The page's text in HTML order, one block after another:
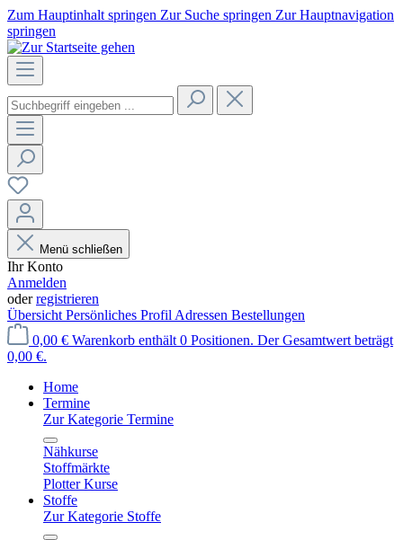
Zum Hauptinhalt springen Zur Suche springen Zur Hauptnavigation
springen
Menü schließen
Ihr Konto
Anmelden
oderregistrieren
Übersicht Persönliches Profil Adressen Bestellungen
0,00 € Warenkorb enthält 0 Positionen. Der Gesamtwert beträgt
0,00 €.
Home
Termine
Zur Kategorie Termine
Nähkurse
Stoffmärkte
Plotter Kurse
Stoffe
Zur Kategorie Stoffe